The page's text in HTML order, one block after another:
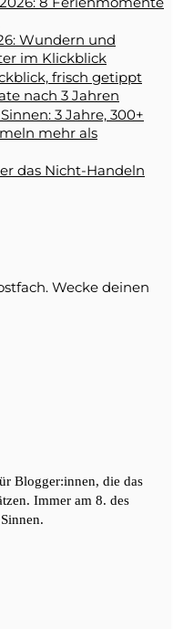
Wundern und
im Klickblick
frisch getippt
nach 3 Jahren
3 Jahre, 300+
mehr als
das Nicht-Handeln
Wecke deinen
Blogger:innen, die das
Immer am 8. des